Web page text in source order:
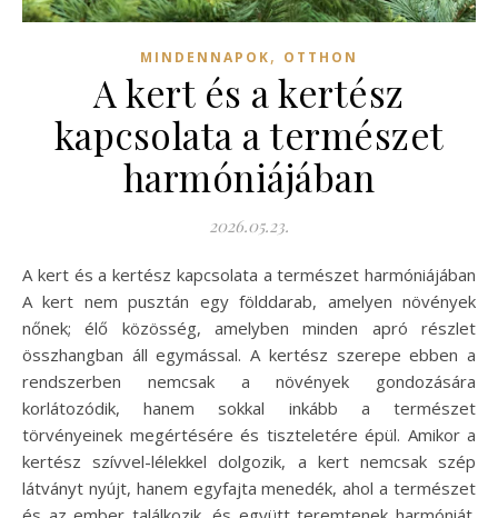
MINDENNAPOK, OTTHON
A kert és a kertész
kapcsolata a természet
harmóniájában
2026.05.23.
A kert és a kertész kapcsolata a természet harmóniájában
A kert nem pusztán egy földdarab, amelyen növények
nőnek; élő közösség, amelyben minden apró részlet
összhangban áll egymással. A kertész szerepe ebben a
rendszerben nemcsak a növények gondozására
korlátozódik, hanem sokkal inkább a természet
törvényeinek megértésére és tiszteletére épül. Amikor a
kertész szívvel-lélekkel dolgozik, a kert nemcsak szép
látványt nyújt, hanem egyfajta menedék, ahol a természet